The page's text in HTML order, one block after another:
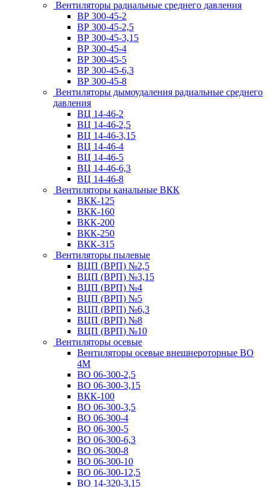
Вентиляторы радиальные среднего давления
ВР 300-45-2
ВР 300-45-2,5
ВР 300-45-3,15
ВР 300-45-4
ВР 300-45-5
ВР 300-45-6,3
ВР 300-45-8
Вентиляторы дымоудаления радиальные среднего
давления
ВЦ 14-46-2
ВЦ 14-46-2,5
ВЦ 14-46-3,15
ВЦ 14-46-4
ВЦ 14-46-5
ВЦ 14-46-6,3
ВЦ 14-46-8
Вентиляторы канальные ВКК
ВКК-125
ВКК-160
ВКК-200
ВКК-250
ВКК-315
Вентиляторы пылевые
ВЦП (ВРП) №2,5
ВЦП (ВРП) №3,15
ВЦП (ВРП) №4
ВЦП (ВРП) №5
ВЦП (ВРП) №6,3
ВЦП (ВРП) №8
ВЦП (ВРП) №10
Вентиляторы осевые
Вентиляторы осевые внешнероторные ВО
4М
ВО 06-300-2,5
ВО 06-300-3,15
ВКК-100
ВО 06-300-3,5
ВО 06-300-4
ВО 06-300-5
ВО 06-300-6,3
ВО 06-300-8
ВО 06-300-10
ВО 06-300-12,5
ВО 14-320-3,15